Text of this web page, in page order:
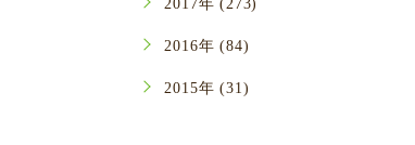
2017年 (273)
2016年 (84)
2015年 (31)